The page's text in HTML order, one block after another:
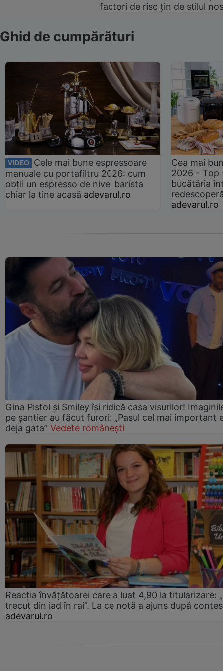
factori de risc țin de stilul
Ghid de cumpărături
VIDEO
Cele mai bune espressoare
manuale cu portafiltru 2026: cum
obții un espresso de nivel barista
chiar la tine acasă adevarul.ro
Cea mai
2026 –
bucătăria
adevarul.ro
Gina Pistol și Smiley își ridică casa visurilor!
pe șantier au făcut furori: „Pasul cel mai important
deja gata” Vedete românești
Reacția învățătoarei care a luat 4,90 la titularizare:
trecut din iad în rai”. La ce notă a ajuns după
adevarul.ro